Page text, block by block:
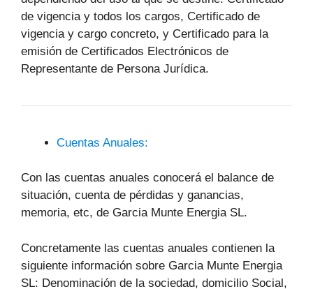
de vigencia y todos los cargos, Certificado de
vigencia y cargo concreto, y Certificado para la
emisión de Certificados Electrónicos de
Representante de Persona Jurídica.
Cuentas Anuales:
Con las cuentas anuales conocerá el balance de
situación, cuenta de pérdidas y ganancias,
memoria, etc, de Garcia Munte Energia SL.
Concretamente las cuentas anuales contienen la
siguiente información sobre Garcia Munte Energia
SL: Denominación de la sociedad, domicilio Social,